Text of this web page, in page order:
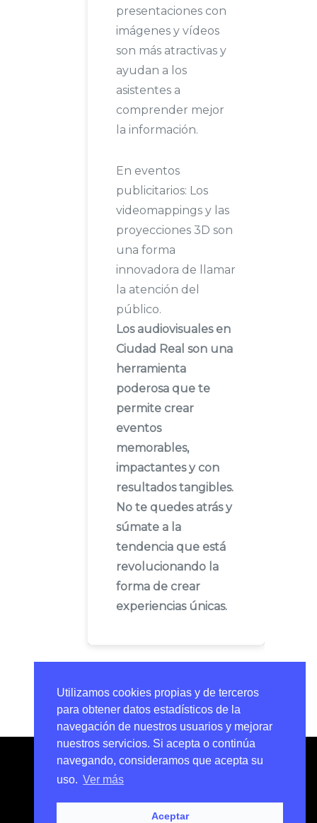
Utilizamos cookies propias y de terceros
para obtener datos estadísticos de la
navegación de nuestros usuarios y mejorar
nuestros servicios. Si acepta o continúa
navegando, consideramos que acepta su
uso. Ver más
Aceptar
presentaciones con
imágenes y vídeos
son más atractivas y
ayudan a los
asistentes a
comprender mejor
la información.
En eventos
publicitarios: Los
videomappings y las
proyecciones 3D son
una forma
innovadora de llamar
la atención del
público.
Los audiovisuales en
Ciudad Real son una
herramienta
poderosa que te
permite crear
eventos
memorables,
impactantes y con
resultados tangibles.
No te quedes atrás y
súmate a la
tendencia que está
revolucionando la
forma de crear
experiencias únicas.